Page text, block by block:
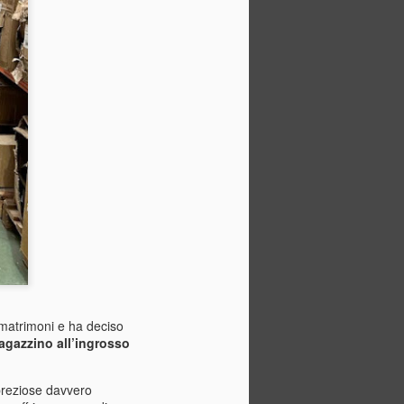
e ha deciso
all’ingrosso
davvero